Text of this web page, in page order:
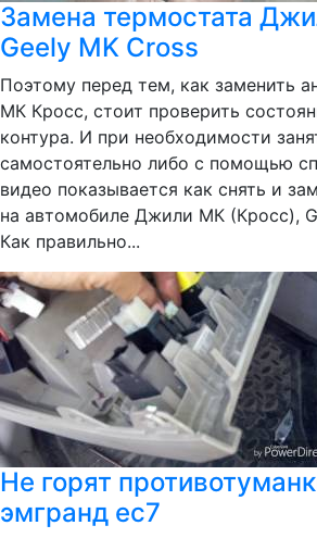
Замена термостата
Geely MK Cross
Поэтому перед тем, как заменить
МК Кросс, стоит проверить
контура. И при необходимости
самостоятельно либо с помощью
видео показывается как снять и
на автомобиле Джили МК (Кросс),
Как правильно...
Не горят
эмгранд ес7